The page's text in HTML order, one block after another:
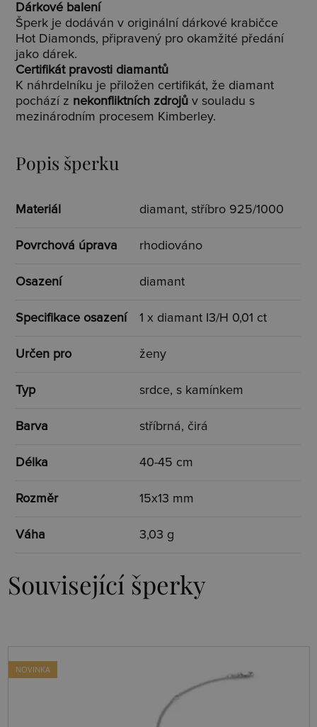
Dárkové balení
Šperk je dodáván v originální dárkové krabičce
Hot Diamonds, připravený pro okamžité předání
jako dárek.
Certifikát pravosti diamantů
K náhrdelníku je přiložen certifikát, že diamant
pochází z nekonfliktních zdrojů v souladu s
mezinárodním procesem Kimberley.
Popis šperku
Materiál diamant, stříbro 925/1000
Povrchová úprava rhodiováno
Osazení diamant
Specifikace osazení 1 x diamant I3/H 0,01 ct
Určen pro ženy
Typ srdce, s kamínkem
Barva stříbrná, čirá
Délka 40-45 cm
Rozměr 15x13 mm
Váha 3,03 g
Související šperky
NOVINKA